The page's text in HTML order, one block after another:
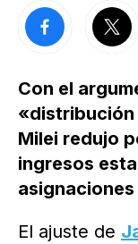
Con el
Milei redujo
ingresos
El ajuste de